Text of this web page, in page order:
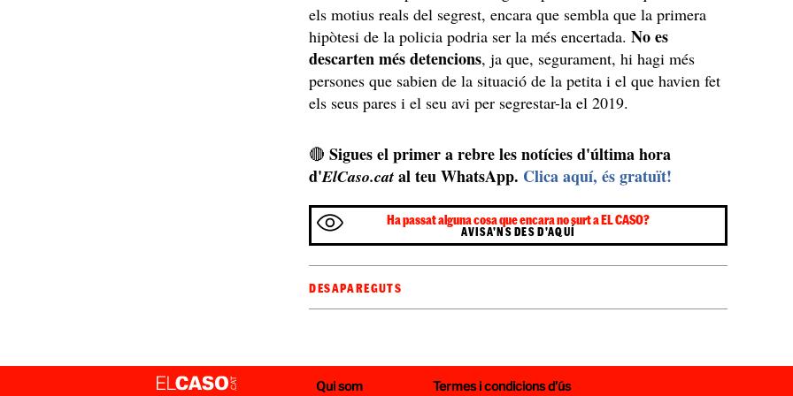
els motius reals del segrest, encara que sembla que la primera
hipòtesi de la policia podria ser la més encertada.No es
descarten més detencions, ja que, segurament, hi hagi més
persones que sabien de la situació de la petita i el que havien fet
els seus pares i el seu avi per segrestar-la el 2019.
🔴Sigues el primer a rebre les notícies d'última hora
d'ElCaso.cat al teu WhatsApp. Clica aquí, és gratuït!
Ha passat alguna cosa que encara no surt a EL CASO?
AVISA'NS DES D'AQUÍ
DESAPAREGUTS
Qui som Termes i condicions d’ús